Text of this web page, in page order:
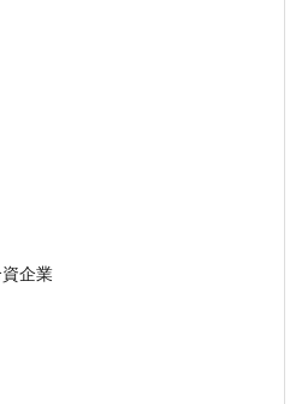
企業